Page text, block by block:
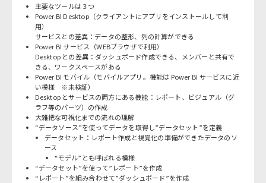
主要なツールは３つ
Power BI Desktop（クライアントにアプリをインストールして利
用）
サービスとの差異：データの整形、列の計算ができる
Power BI サービス（WEBブラウザで利用）
Desktop との差異：ダッシュボード作成できる、メンバーと共有で
きる、ワークスペースがある
Power BI モバイル（モバイルアプリ。機能は Power BI サービスに近
い模様 ※未検証）
Desktop とサービスの両方にある機能：レポート、ビジュアル（グ
ラフ等のパーツ）の作成
大雑把な可視化までの流れの理解
“データソース”を使ってデータを取得し”データセット”を定義
データセット：レポート作成と視覚化の準備ができたデータのソ
ース
“モデル”とも呼ばれる模様
“データセット”を使って”レポート”を作成
“レポート”を組み合わせて”ダッシュボード”を作成